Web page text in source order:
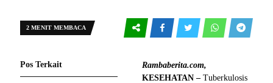
2 MENIT MEMBACA
Rambaberita.com,
KESEHATAN – Tuberkulosis
Pos Terkait